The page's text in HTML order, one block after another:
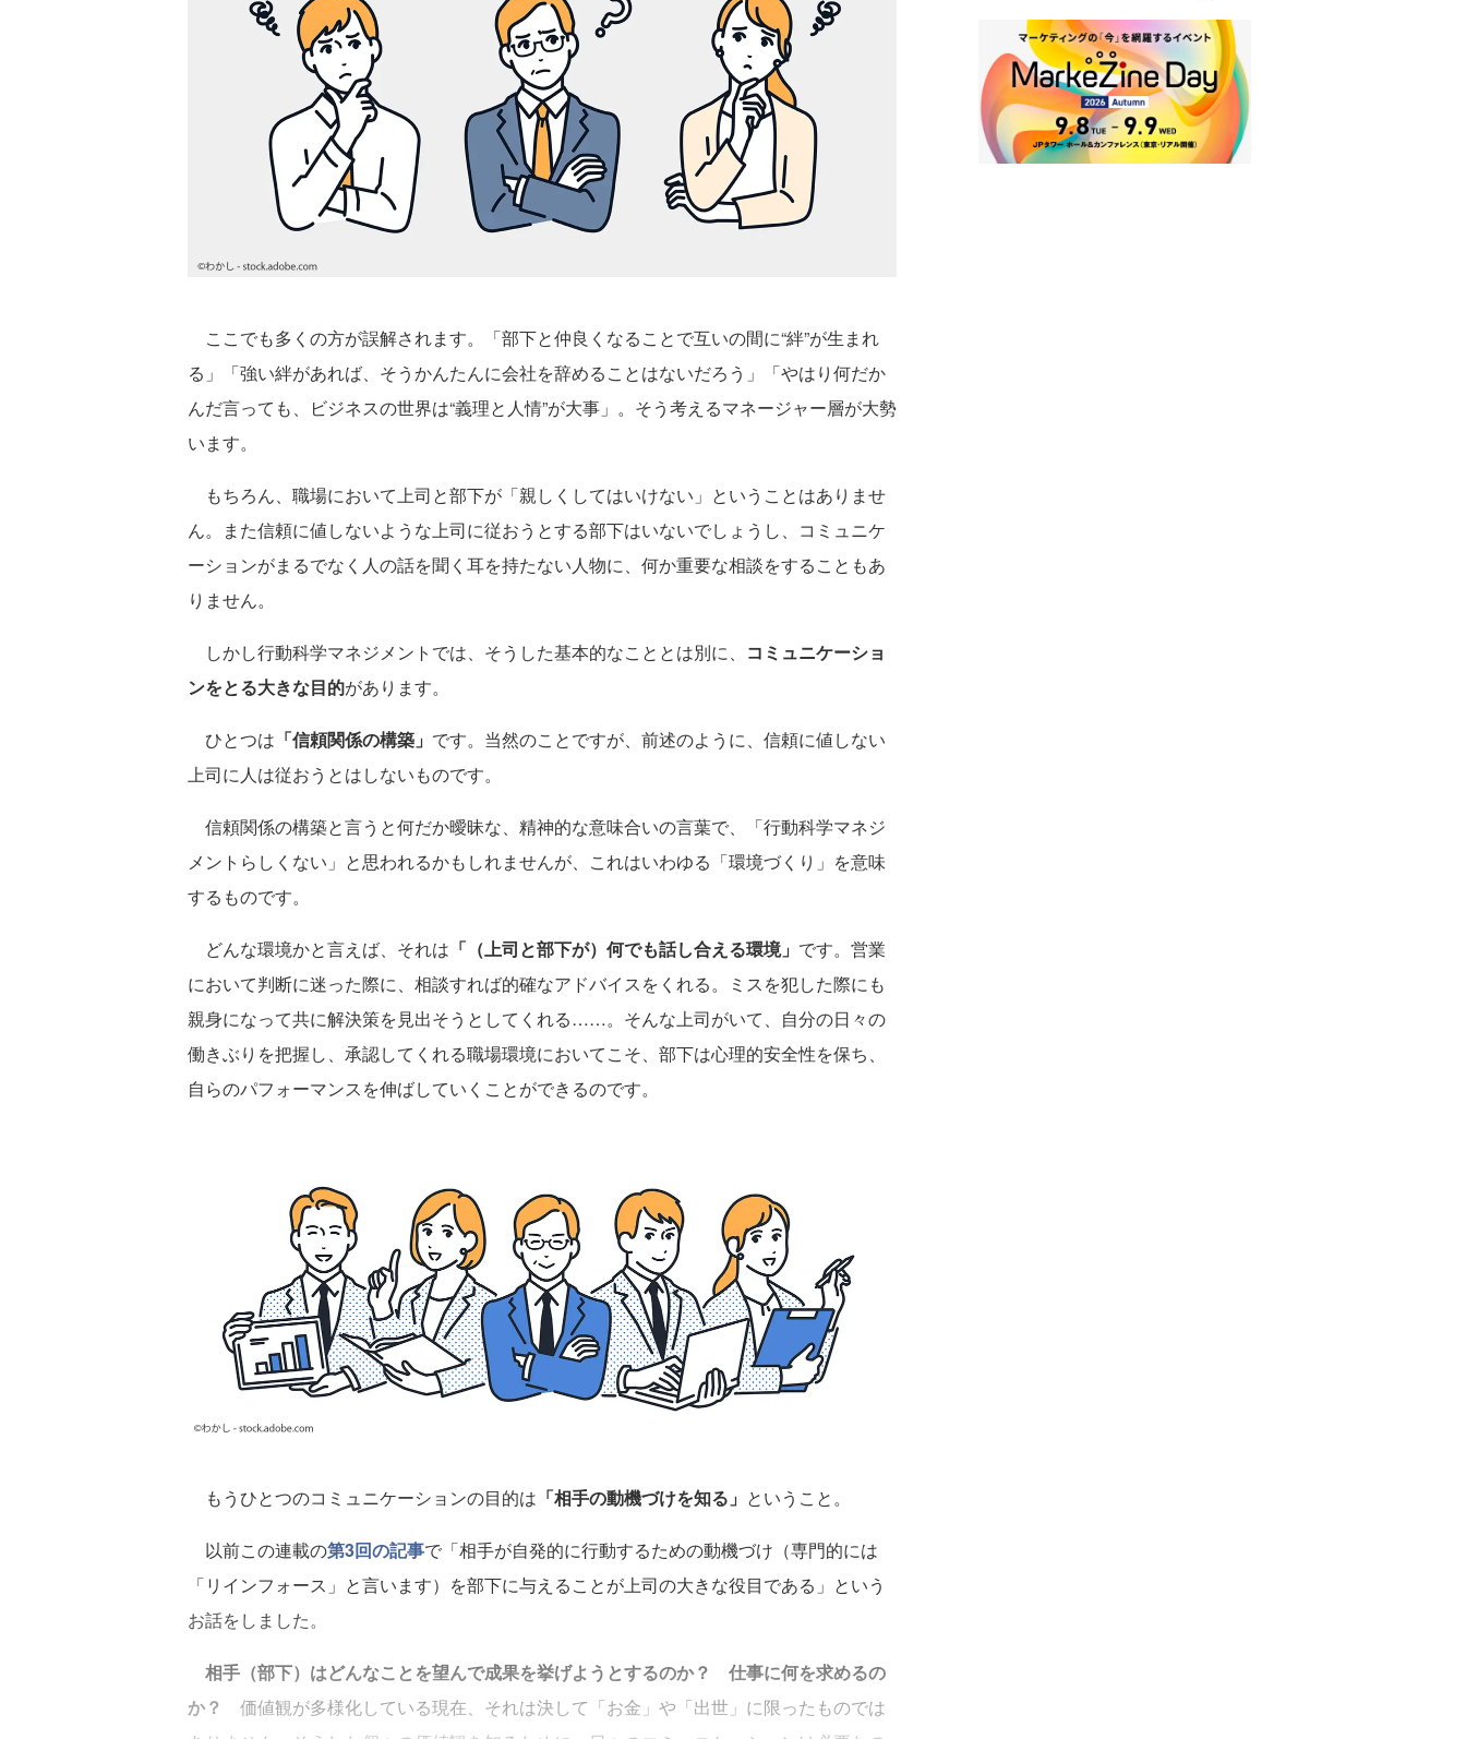
ここでも多くの方が誤解されます。「部下と仲良くなることで互いの間に“絆”が生まれ
る」「強い絆があれば、そうかんたんに会社を辞めることはないだろう」「やはり何だか
んだ言っても、ビジネスの世界は“義理と人情”が大事」。そう考えるマネージャー層が大勢
います。
もちろん、職場において上司と部下が「親しくしてはいけない」ということはありませ
ん。また信頼に値しないような上司に従おうとする部下はいないでしょうし、コミュニケ
ーションがまるでなく人の話を聞く耳を持たない人物に、何か重要な相談をすることもあ
りません。
しかし行動科学マネジメントでは、そうした基本的なこととは別に、 コミュニケーショ
ンをとる大きな目的があります。
ひとつは 「信頼関係の構築」 です。当然のことですが、前述のように、信頼に値しない
上司に人は従おうとはしないものです。
信頼関係の構築と言うと何だか曖昧な、精神的な意味合いの言葉で、「行動科学マネジ
メントらしくない」と思われるかもしれませんが、これはいわゆる「環境づくり」を意味
するものです。
どんな環境かと言えば、それは 「（上司と部下が）何でも話し合える環境」 です。営業
において判断に迷った際に、相談すれば的確なアドバイスをくれる。ミスを犯した際にも
親身になって共に解決策を見出そうとしてくれる……。そんな上司がいて、自分の日々の
働きぶりを把握し、承認してくれる職場環境においてこそ、部下は心理的安全性を保ち、
自らのパフォーマンスを伸ばしていくことができるのです。
もうひとつのコミュニケーションの目的は 「相手の動機づけを知る」 ということ。
以前この連載の第3回の記事で「相手が自発的に行動するための動機づけ（専門的には
「リインフォース」と言います）を部下に与えることが上司の大きな役目である」という
お話をしました。
相手（部下）はどんなことを望んで成果を挙げようとするのか？ 仕事に何を求めるの
か？
価値観が多様化している現在、それは決して「お金」や「出世」に限ったものでは